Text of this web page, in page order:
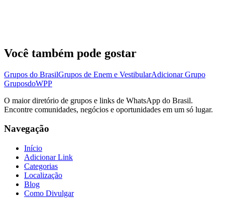
Você também pode gostar
Grupos do BrasilGrupos de Enem e VestibularAdicionar Grupo
GruposdoWPP
O maior diretório de grupos e links de WhatsApp do Brasil.
Encontre comunidades, negócios e oportunidades em um só lugar.
Navegação
Início
Adicionar Link
Categorias
Localização
Blog
Como Divulgar